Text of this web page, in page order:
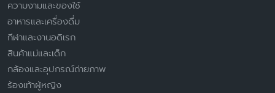
ความงามและของใช้
อาหารและเครื่องดื่ม
กีฬาและงานอดิเรก
สินค้าแม่และเด็ก
กล้องและอุปกรณ์ถ่ายภาพ
ร้องเท้าผู้หญิง